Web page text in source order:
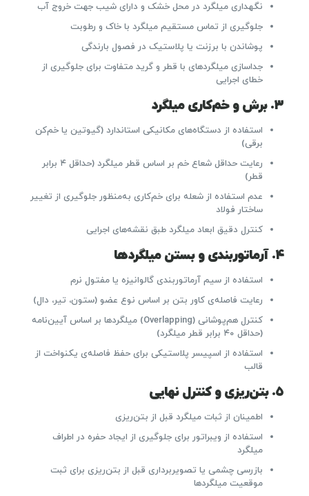
نگهداری میلگرد در محل خشک و دارای شیب جهت خروج آب
جلوگیری از تماس مستقیم میلگرد با خاک و رطوبت
پوشاندن با برزنت یا پلاستیک در فصول بارندگی
جداسازی میلگردهای با قطر و گرید متفاوت برای جلوگیری از
خطای اجرایی
۳. برش و خم‌کاری میلگرد
استفاده از دستگاه‌های مکانیکی استاندارد (گیوتین یا خم‌کن
برقی)
رعایت حداقل شعاع خم بر اساس قطر میلگرد (حداقل ۴ برابر
قطر)
عدم استفاده از شعله برای خم‌کاری به‌منظور جلوگیری از تغییر
ساختار فولاد
کنترل دقیق ابعاد میلگرد طبق نقشه‌های اجرایی
۴. آرماتوربندی و بستن میلگردها
استفاده از سیم آرماتوربندی گالوانیزه یا مفتول نرم
رعایت فاصله‌ی کاور بتن بر اساس نوع عضو (ستون، تیر، دال)
کنترل هم‌پوشانی (Overlapping) میلگردها بر اساس آیین‌نامه
(حداقل ۴۰ برابر قطر میلگرد)
استفاده از اسپیسر پلاستیکی برای حفظ فاصله‌ی یکنواخت از
قالب
۵. بتن‌ریزی و کنترل نهایی
اطمینان از ثبات میلگرد قبل از بتن‌ریزی
استفاده از ویبراتور برای جلوگیری از ایجاد حفره در اطراف
میلگرد
بازرسی چشمی یا تصویربرداری قبل از بتن‌ریزی برای ثبت
موقعیت میلگردها